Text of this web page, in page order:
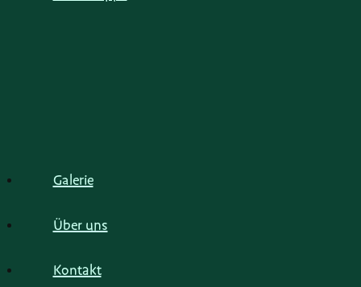
Galerie
Über uns
Kontakt